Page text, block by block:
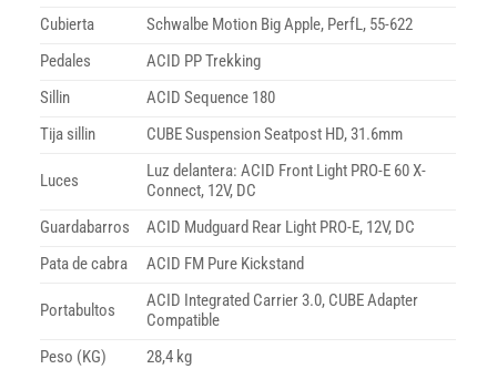
Cubierta
Schwalbe Motion Big Apple, PerfL, 55-622
Pedales
ACID PP Trekking
Sillin
ACID Sequence 180
Tija sillin
CUBE Suspension Seatpost HD, 31.6mm
Luces
Luz delantera: ACID Front Light PRO-E 60 X-
Connect, 12V, DC
Guardabarros
ACID Mudguard Rear Light PRO-E, 12V, DC
Pata de cabra
ACID FM Pure Kickstand
Portabultos
ACID Integrated Carrier 3.0, CUBE Adapter
Compatible
Peso (KG)
28,4 kg